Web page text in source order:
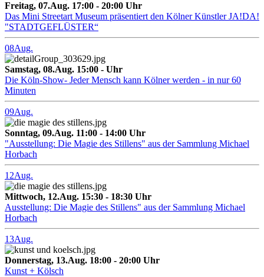
Freitag, 07.Aug. 17:00 - 20:00 Uhr
Das Mini Streetart Museum präsentiert den Kölner Künstler JA!DA!
"STADTGEFLÜSTER“
08Aug.
Samstag, 08.Aug. 15:00 - Uhr
Die Köln-Show- Jeder Mensch kann Kölner werden - in nur 60
Minuten
09Aug.
Sonntag, 09.Aug. 11:00 - 14:00 Uhr
"Ausstellung: Die Magie des Stillens" aus der Sammlung Michael
Horbach
12Aug.
Mittwoch, 12.Aug. 15:30 - 18:30 Uhr
Ausstellung: Die Magie des Stillens" aus der Sammlung Michael
Horbach
13Aug.
Donnerstag, 13.Aug. 18:00 - 20:00 Uhr
Kunst + Kölsch